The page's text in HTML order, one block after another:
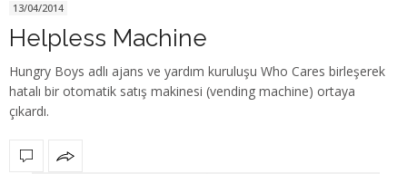
13/04/2014
Helpless Machine
Hungry Boys adlı ajans ve yardım kuruluşu Who Cares birleşerek
hatalı bir otomatik satış makinesi (vending machine) ortaya
çıkardı.